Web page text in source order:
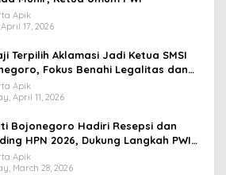
Apik
17, 2026
Terpilih Aklamasi Jadi Ketua SMSI
Fokus Benahi Legalitas dan
Apik
April 11, 2026
Bojonegoro Hadiri Resepsi dan
HPN 2026, Dukung Langkah PWI
Kompetensi Wartawan
Apik
March 28, 2026